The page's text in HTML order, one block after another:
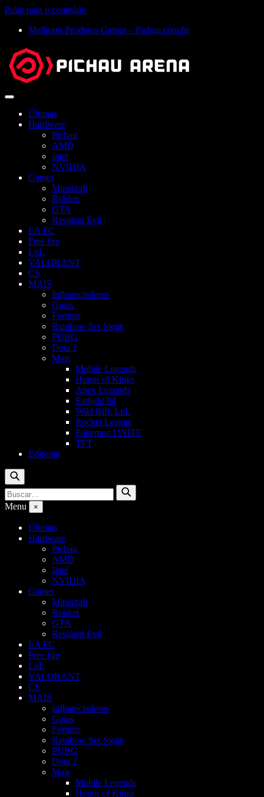
Pular para o conteúdo
Melhores Produtos Gamer – Pichau.com.br
Abrir
Últimas
Hardware
Pichau
AMD
Intel
NVIDIA
Games
Minecraft
Roblox
GTA
Resident Evil
EA FC
Free fire
LoL
VALORANT
CS
MAIS
Influenciadores
Guias
Fortnite
Rainbow Six Siege
PUBG
Dota 2
Mais
Mobile Legends
Honor of Kings
Apex Legends
Farlight 84
Wild Rift: LoL
Rocket League
Pokémon UNITE
TFT
Editorial
Buscar
Buscar
por:
Buscar
Menu ×
Últimas
Hardware
Pichau
AMD
Intel
NVIDIA
Games
Minecraft
Roblox
GTA
Resident Evil
EA FC
Free fire
LoL
VALORANT
CS
MAIS
Influenciadores
Guias
Fortnite
Rainbow Six Siege
PUBG
Dota 2
Mais
Mobile Legends
Honor of Kings